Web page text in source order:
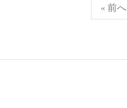
« 前へ